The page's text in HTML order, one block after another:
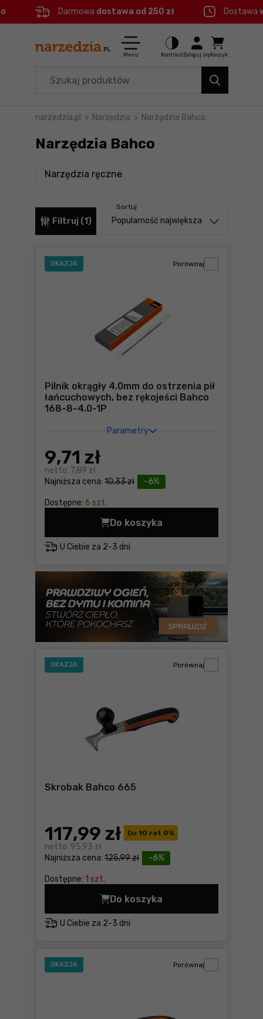
Menu główne
Filtry
Produkty
Darmowa dostawa od 250 zł Dostawa
Menu KontrastZaloguj się Koszyk
Elektronarzędzia
Akcesoria
Branże
Okazje
narzedzia.pl > Narzędzia > Narzędzia Bahco
Narzędzia Bahco
Narzędzia ręczne
Filtruj (1)
Sortuj
Sortuj od
Popularność największa
OKAZJA
Pilnik okrągły 4.0mm do ostrzenia pił
łańcuchowych, bez rękojeści Bahco
168-8-4.0-1P
Parametry
-6%
Najniższa cena: 10,33 zł
9,71 zł
netto: 7,89 zł
Dostępne: 6 szt.
Porównaj
U Ciebie za 2-3 dni
Do koszyka
Pilnik okrągły 4.0mm do
OKAZJA
Skrobak Bahco 665
Do 10 rat 0%
-6%
Najniższa cena: 125,99 zł
117,99 zł
netto: 95,93 zł
Dostępne: 1 szt.
Porównaj
U Ciebie za 2-3 dni
Do koszyka
Skrobak Bahco 665 Cena
OKAZJA Porównaj